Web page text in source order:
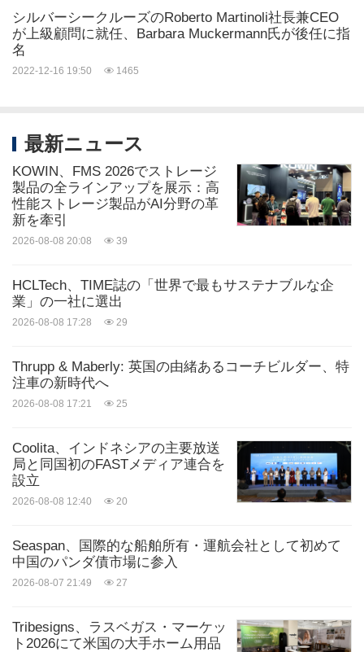
シルバーシークルーズのRoberto Martinoli社長兼CEO
が上級顧問に就任、Barbara Muckermann氏が後任に指
名
2022-12-16 19:50 1465
最新ニュース
KOWIN、FMS 2026でストレージ
製品の全ラインアップを展示：高
性能ストレージ製品がAI分野の革
新を牽引
2026-08-08 20:08 39
HCLTech、TIME誌の「世界で最もサステナブルな企
業」の一社に選出
2026-08-08 17:28 29
Thrupp & Maberly: 英国の由緒あるコーチビルダー、特
注車の新時代へ
2026-08-08 17:21 25
Coolita、インドネシアの主要放送
局と同国初のFASTメディア連合を
設立
2026-08-08 12:40 20
Seaspan、国際的な船舶所有・運航会社として初めて
中国のパンダ債市場に参入
2026-08-07 21:49 27
Tribesigns、ラスベガス・マーケッ
ト2026にて米国の大手ホーム用品